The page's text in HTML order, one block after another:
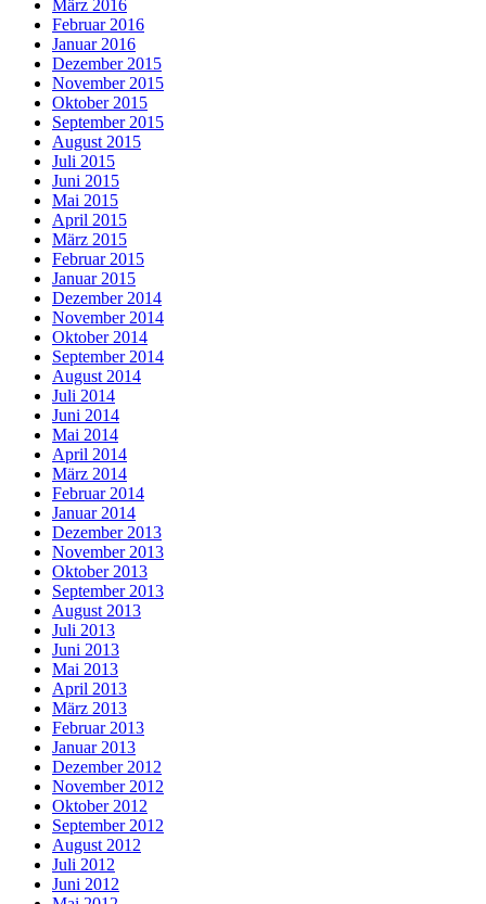
März 2016
Februar 2016
Januar 2016
Dezember 2015
November 2015
Oktober 2015
September 2015
August 2015
Juli 2015
Juni 2015
Mai 2015
April 2015
März 2015
Februar 2015
Januar 2015
Dezember 2014
November 2014
Oktober 2014
September 2014
August 2014
Juli 2014
Juni 2014
Mai 2014
April 2014
März 2014
Februar 2014
Januar 2014
Dezember 2013
November 2013
Oktober 2013
September 2013
August 2013
Juli 2013
Juni 2013
Mai 2013
April 2013
März 2013
Februar 2013
Januar 2013
Dezember 2012
November 2012
Oktober 2012
September 2012
August 2012
Juli 2012
Juni 2012